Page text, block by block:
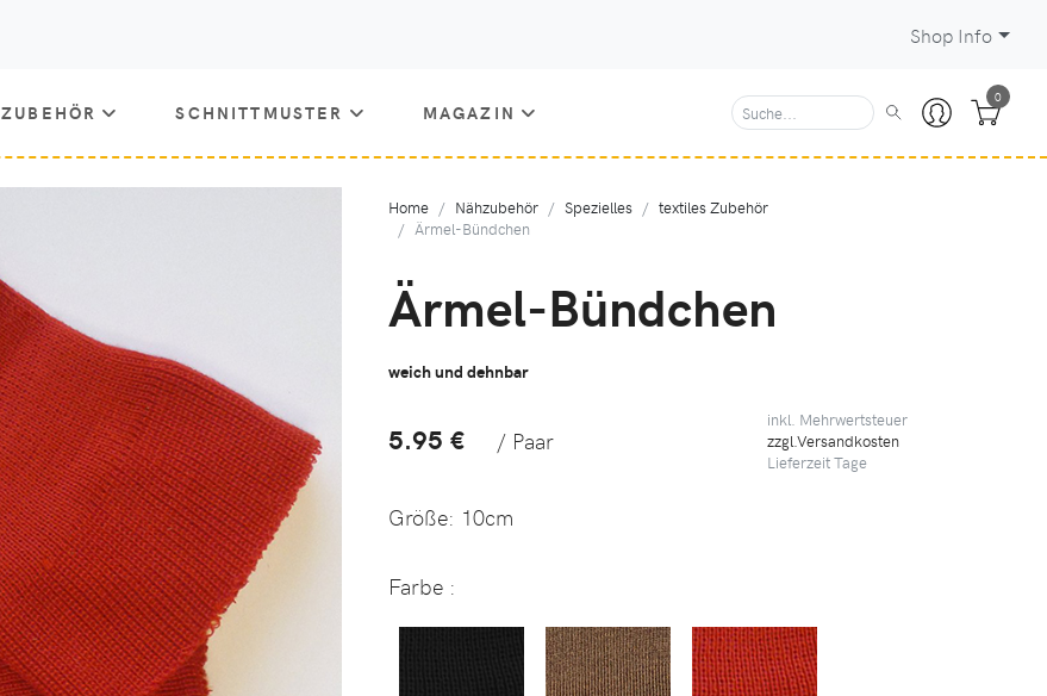
Shop Info
ZUBEHÖR SCHNITTMUSTER MAGAZIN
0
Home Nähzubehör Spezielles
textiles Zubehör
Ärmel-Bündchen
Ärmel-Bündchen
weich und dehnbar
5.95 € / Paar
inkl. Mehrwertsteuer
zzgl.Versandkosten
LieferzeitTage
Größe: 10cm
Farbe :